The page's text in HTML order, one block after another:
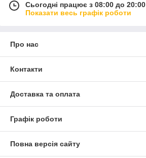
Сьогодні працює з 08:00 до 20:00
Показати весь графік роботи
Про нас
Контакти
Доставка та оплата
Графік роботи
Повна версія сайту